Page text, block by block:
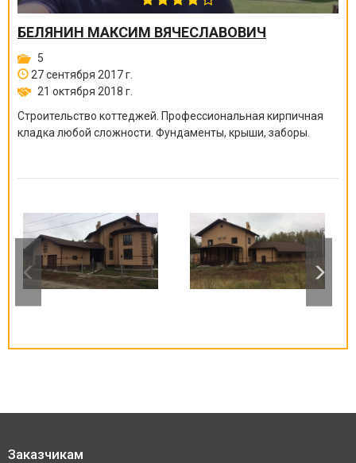
БЕЛЯНИН МАКСИМ ВЯЧЕСЛАВОВИЧ
5
27 сентября 2017 г.
21 октября 2018 г.
Строительство коттеджей. Профессиональная кирпичная
кладка любой сложности. Фундаменты, крыши, заборы.
Заказчикам